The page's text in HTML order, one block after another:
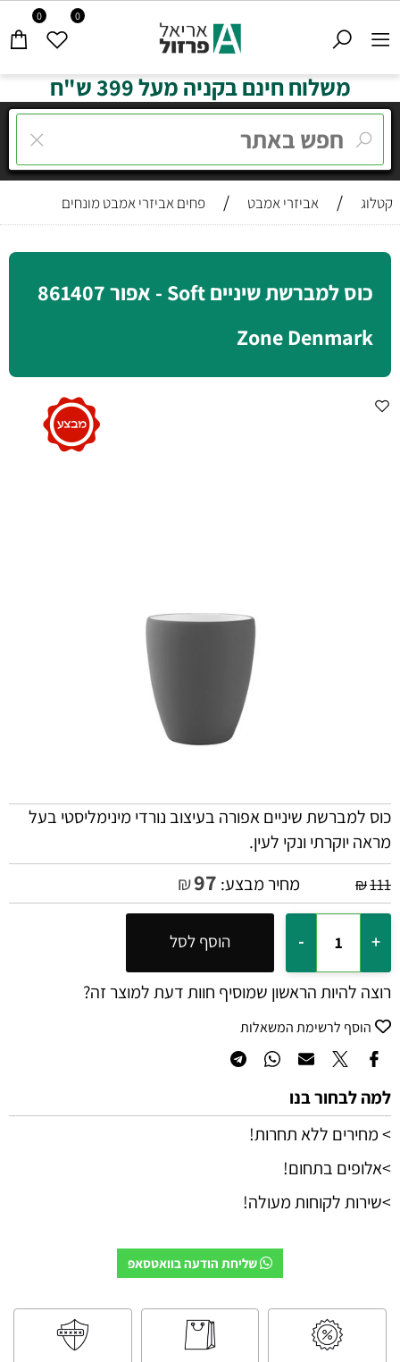
0 0
משלוח חינם בקניה מעל 399 ש"ח
קטלוג / אביזרי אמבט / פחים אביזרי אמבט מונחים
כוס למברשת שיניים Soft - אפור 861407
Zone Denmark
כוס למברשת שיניים אפורה בעיצוב נורדי מינימליסטי בעל
מראה יוקרתי ונקי לעין.
₪111 מחיר מבצע: ₪97
הוסף לסל
רוצה להיות הראשון שמוסיף חוות דעת למוצר זה?
הוסף לרשימת המשאלות
למה לבחור בנו
> מחירים ללא תחרות!
>אלופים בתחום!
>שירות לקוחות מעולה!
שליחת הודעה בוואטסאפ